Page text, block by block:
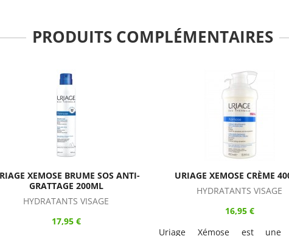
PRODUITS COMPLÉMENTAIRES
URIAGE XEMOSE CRÈME 400ML
HYDRATANTS VISAGE
URIAGE XEMOSE BAUME
APAISANT ANTI-GRATTAGE